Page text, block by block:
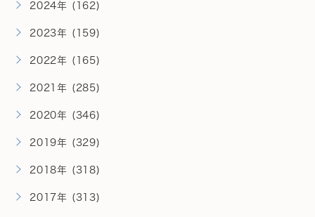
2024年 (162)
2023年 (159)
2022年 (165)
2021年 (285)
2020年 (346)
2019年 (329)
2018年 (318)
2017年 (313)